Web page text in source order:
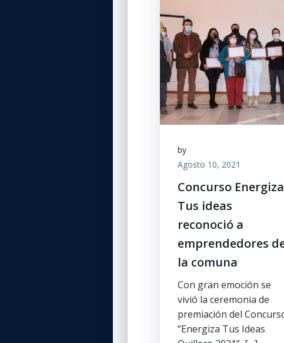
by
Agosto 10, 2021
Concurso Energiza
Tus ideas
reconoció a
emprendedores
la comuna
Con gran emoción se
vivió la ceremonia de
premiación del
‘’Energiza Tus Ideas